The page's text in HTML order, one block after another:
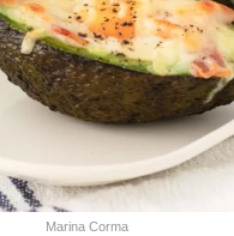
Marina Corma